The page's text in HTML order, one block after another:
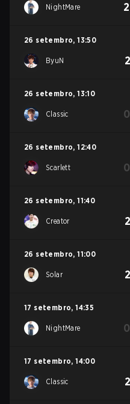
NightMare 2
26 setembro, 13:50
ByuN 2
26 setembro, 13:10
Classic 0
26 setembro, 12:40
Scarlett 0
26 setembro, 11:40
Creator 2
26 setembro, 11:00
Solar 2
17 setembro, 14:35
NightMare 0
17 setembro, 14:00
Classic 2